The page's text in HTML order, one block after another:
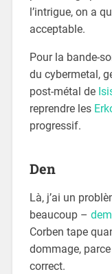
l’intrigue, on a
acceptable.
Pour la bande-
du cybermetal,
post-métal de
reprendre les
progressif.
Den
Là, j’ai un
beaucoup –
Corben tape
dommage,
correct.